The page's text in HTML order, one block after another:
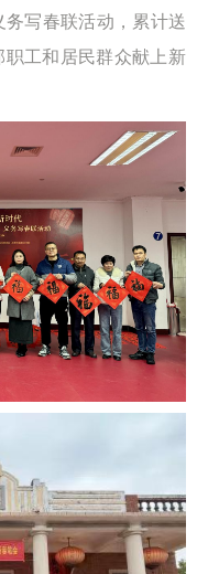
写春联活动，累计送
职工和居民群众献上新